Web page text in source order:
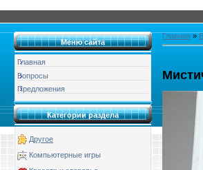
Меню сайта
Главная
Вопросы
Предложения
Категории раздела
Другое
Компьютерные игры
Главная »